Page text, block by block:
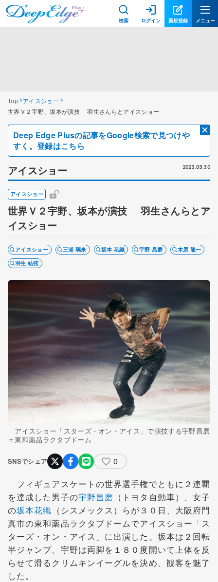
検索 ログイン 新規登録 メニュー
Top
アイスショー
世界Ｖ２宇野、坂本が演技 羽生さんらとアイスショー
Deep Edge Plusの記事をGoogle検索で見つけや
すく。登録はこちら
アイスショー 2023.03.30
アイスショー
世界Ｖ２宇野、坂本が演技 羽生さんらとア
イスショー
アイスショー 三浦 璃来 坂本 花織 宇野 昌磨
木原 龍一
羽生 結弦
アイスショー「スターズ・オン・アイス」で演技する宇野昌磨
＝東和薬品ラクタブドーム
SNSでシェア 0
フィギュアスケートの世界選手権でともに２連覇
を達成した男子の宇野昌磨 （トヨタ自動車）、女子
の坂本花織 （シスメックス）らが３０日、大阪府門
真市の東和薬品ラクタブドームでアイスショー「ス
ターズ・オン・アイス」に出演した。坂本は２回転
半ジャンプ、宇野は両脚を１８０度開いて上体を反
らせて滑るクリムキンイーグルを決め、観客を魅了
した。